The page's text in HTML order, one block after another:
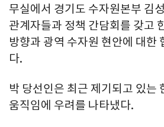
무실에서 경기도 수자원본부 김
관계자들과 정책 간담회를 갖고
방향과 광역 수자원 현안에 대한
다.
박 당선인은 최근 제기되고 있는
움직임에 우려를 나타냈다.